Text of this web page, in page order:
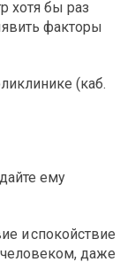
хотя бы раз
факторы
(каб.
ему
и спокойствие
даже